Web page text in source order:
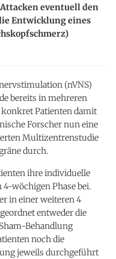
eventuell den
Entwicklung eines
(nVNS)
bereits in mehreren
Patienten damit
Forscher nun eine
Multizentrenstudie
durch.
ihre individuelle
wöchigen Phase bei.
in einer weiteren 4
entweder die
Behandlung
noch die
jeweils durchgeführt